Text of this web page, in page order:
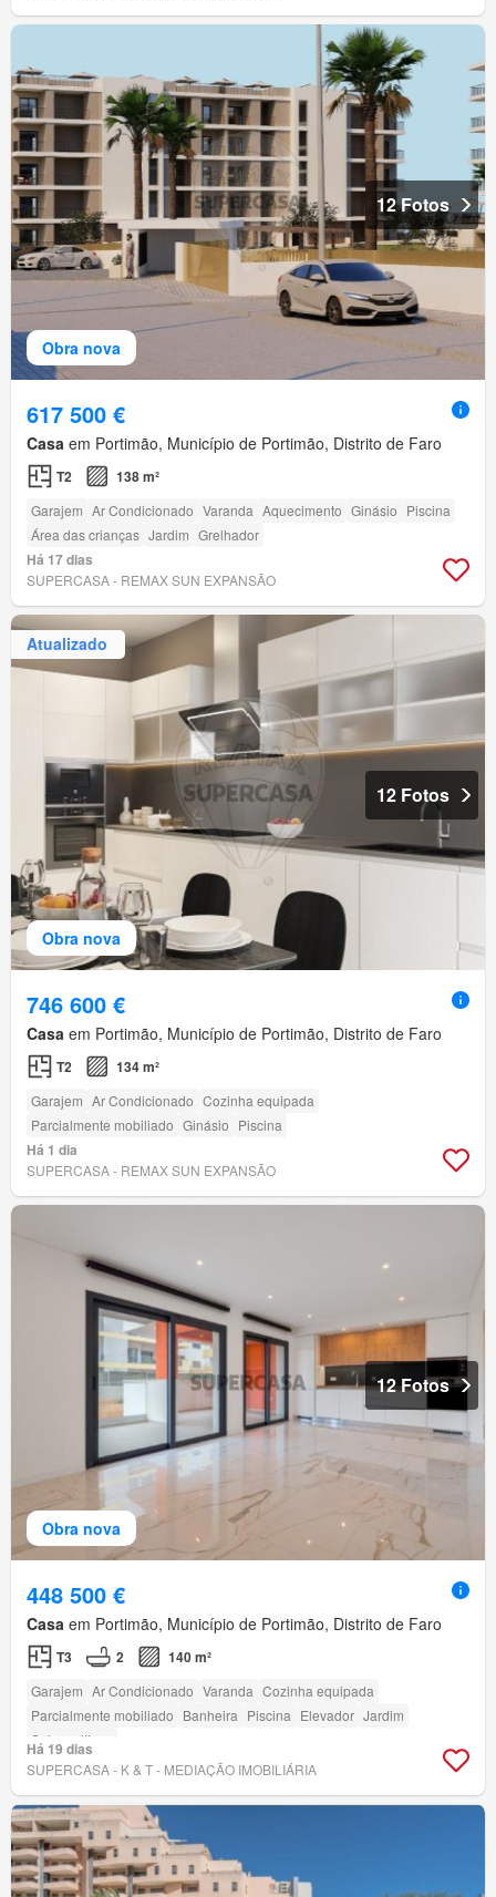
Obra nova
12 Fotos
617 500 €
Casa em Portimão, Município de Portimão, Distrito de Faro
T2 138 m²
Garajem Ar Condicionado Varanda Aquecimento Ginásio Piscina
Área das crianças Jardim Grelhador
Há 17 dias
SUPERCASA - REMAX SUN EXPANSÃO
Obra nova
Atualizado
12 Fotos
746 600 €
Casa em Portimão, Município de Portimão, Distrito de Faro
T2 134 m²
Garajem Ar Condicionado Cozinha equipada
Parcialmente mobiliado Ginásio Piscina
Há 1 dia
SUPERCASA - REMAX SUN EXPANSÃO
Obra nova
12 Fotos
448 500 €
Casa em Portimão, Município de Portimão, Distrito de Faro
T3 2 140 m²
Garajem Ar Condicionado Varanda Cozinha equipada
Parcialmente mobiliado Banheira Piscina Elevador Jardim
Sala multiuso
Há 19 dias
SUPERCASA - K & T - MEDIAÇÃO IMOBILIÁRIA